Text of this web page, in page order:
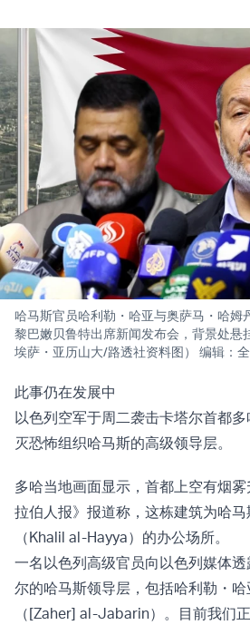
哈马斯官员哈利勒・哈亚与奥萨马・哈姆
黎巴嫩贝鲁特出席新闻发布会，背景处悬
埃萨・亚历山大/路透社资料图） 编辑：
此事仍在发展中
以色列空军于周二袭击卡塔尔首都
灭恐怖组织哈马斯的高级领导层。
多哈当地画面显示，首都上空有烟
拉伯人报》报道称，这栋建筑为哈
（Khalil al-Hayya）的办公场所。
一名以色列高级官员向以色列媒体
尔的哈马斯领导层，包括哈利勒・
（[Zaher] al-Jabarin）。目前我们